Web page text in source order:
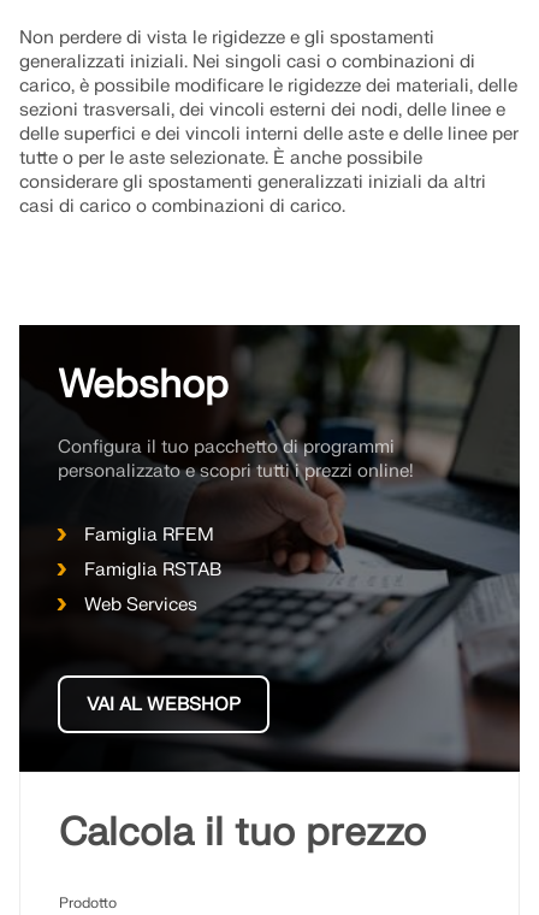
Non perdere di vista le rigidezze e gli spostamenti
generalizzati iniziali. Nei singoli casi o combinazioni di
carico, è possibile modificare le rigidezze dei materiali, delle
sezioni trasversali, dei vincoli esterni dei nodi, delle linee e
delle superfici e dei vincoli interni delle aste e delle linee per
tutte o per le aste selezionate. È anche possibile
considerare gli spostamenti generalizzati iniziali da altri
casi di carico o combinazioni di carico.
Webshop
Configura il tuo pacchetto di programmi
personalizzato e scopri tutti i prezzi online!
Famiglia RFEM
Famiglia RSTAB
Web Services
VAI AL WEBSHOP
Calcola il tuo prezzo
Prodotto